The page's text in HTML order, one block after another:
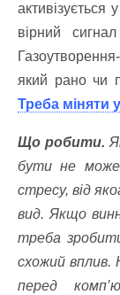
активізується
вірний
який рано чи
Треба міняти
Що робити.
бути не
стресу, від
вид. Якщо
треба
схожий вплив.
перед